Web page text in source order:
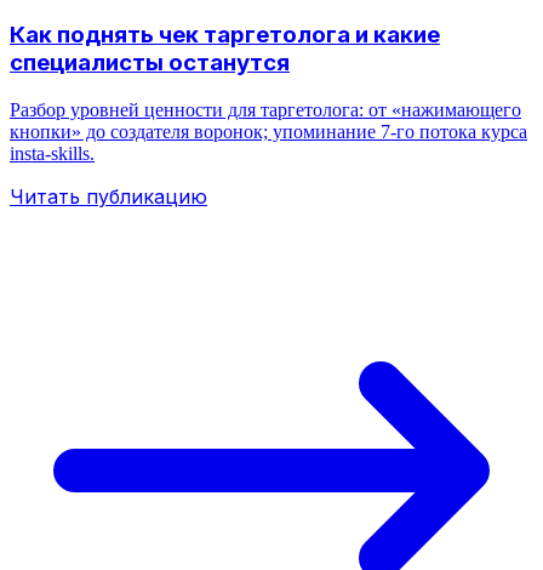
Как поднять чек таргетолога и какие
специалисты останутся
Разбор уровней ценности для таргетолога: от «нажимающего
кнопки» до создателя воронок; упоминание 7-го потока курса
insta-skills.
Читать публикацию